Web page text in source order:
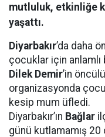
mutluluk, etkinliğe
yaşattı.
Diyarbakır’da daha
çocuklar için
Dilek Demir’in
organizasyonda
kesip mum üfledi.
Diyarbakır’ın Bağlar
günü kutlamamış